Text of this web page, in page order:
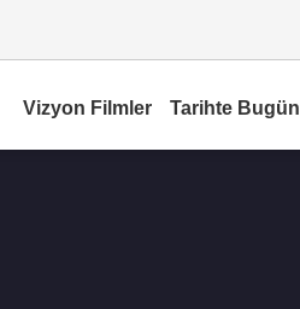
Vizyon Filmler Tarihte Bugün